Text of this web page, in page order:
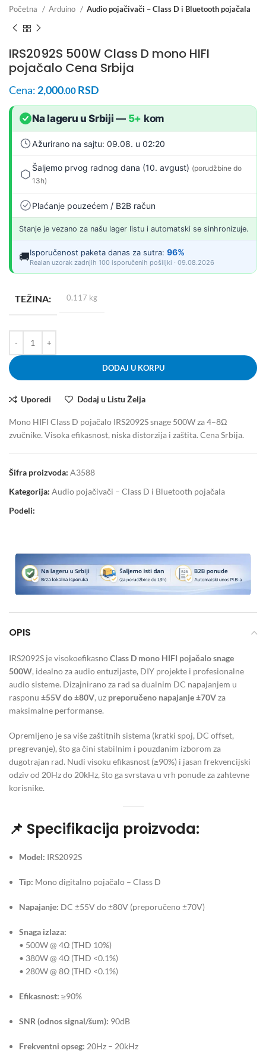
Početna Arduino Audio pojačivači – Class D i Bluetooth pojačala
IRS2092S 500W Class D mono HIFI
pojačalo Cena Srbija
Cena: 2,000.00 RSD
Na lageru u Srbiji — 5+ kom
Ažurirano na sajtu: 09.08. u 02:20
Šaljemo prvog radnog dana (10. avgust) (porudžbine do
13h)
Plaćanje pouzećem / B2B račun
Stanje je vezano za našu lager listu i automatski se sinhronizuje.
🚚Isporučenost paketa danas za sutra: 96%
Realan uzorak zadnjih 100 isporučenih pošiljki · 09.08.2026
TEŽINA 0.117 kg
DODAJ U KORPU
Uporedi Dodaj u Listu Želja
Mono HIFI Class D pojačalo IRS2092S snage 500W za 4–8Ω
zvučnike. Visoka efikasnost, niska distorzija i zaštita. Cena Srbija.
Šifra proizvoda: A3588
Kategorija: Audio pojačivači – Class D i Bluetooth pojačala
Podeli:
OPIS
IRS2092S je visokoefikasnoClass D mono HIFI pojačalo snage
500W, idealno za audio entuzijaste, DIY projekte i profesionalne
audio sisteme. Dizajnirano za rad sa dualnim DC napajanjem u
rasponu ±55V do ±80V, uz preporučeno napajanje ±70Vza
maksimalne performanse.
Opremljeno je sa više zaštitnih sistema (kratki spoj, DC offset,
pregrevanje), što ga čini stabilnim i pouzdanim izborom za
dugotrajan rad. Nudi visoku efikasnost (≥90%) i jasan frekvencijski
odziv od 20Hz do 20kHz, što ga svrstava u vrh ponude za zahtevne
korisnike.
📌 Specifikacija proizvoda:
Model: IRS2092S
Tip: Mono digitalno pojačalo – Class D
Napajanje: DC ±55V do ±80V (preporučeno ±70V)
Snaga izlaza:
• 500W @ 4Ω (THD 10%)
• 380W @ 4Ω (THD <0.1%)
• 280W @ 8Ω (THD <0.1%)
Efikasnost: ≥90%
SNR (odnos signal/šum): 90dB
Frekventni opseg: 20Hz – 20kHz